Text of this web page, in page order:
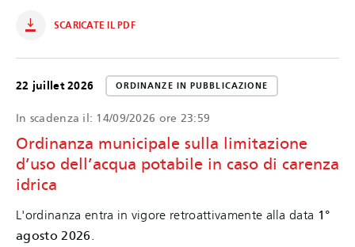
SCARICATE IL PDF
22 juillet 2026 ORDINANZE IN PUBBLICAZIONE
In scadenza il: 14/09/2026 ore 23:59
Ordinanza municipale sulla limitazione
d’uso dell’acqua potabile in caso di carenza
idrica
L'ordinanza entra in vigore retroattivamente alla data 1°
agosto 2026.